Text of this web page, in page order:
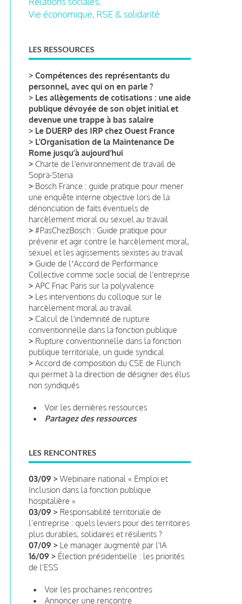
Vie économique, RSE & solidarité
LES RESSOURCES
> Compétences des représentants du
personnel, avec qui on en parle ?
> Les allègements de cotisations : une aide
publique dévoyée de son objet initial et
devenue une trappe à bas salaire
> Le DUERP des IRP chez Ouest France
> L’Organisation de la Maintenance De
Rome jusqu’à aujourd’hui
> Charte de l'environnement de travail de
Sopra-Steria
> Bosch France : guide pratique pour mener
une enquête interne objective lors de la
dénonciation de faits éventuels de
harcèlement moral ou sexuel au travail
> #PasChezBosch : Guide pratique pour
prévenir et agir contre le harcèlement moral,
sexuel et les agissements sexistes au travail
> Guide de lʼAccord de Performance
Collective comme socle social de l'entreprise
> APC Fnac Paris sur la polyvalence
> Les interventions du colloque sur le
harcèlement moral au travail
> Calcul de l'indemnité de rupture
conventionnelle dans la fonction publique
> Rupture conventionnelle dans la fonction
publique territoriale, un guide syndical
> Accord de composition du CSE de Flunch
qui permet à la direction de désigner des élus
non syndiqués
Voir les dernières ressources
Partagez des ressources
LES RENCONTRES
03/09 > Webinaire national « Emploi et
Inclusion dans la fonction publique
hospitalière »
03/09 > Responsabilité territoriale de
l’entreprise : quels leviers pour des territoires
plus durables, solidaires et résilients ?
07/09 > Le manager augmenté par l'IA
16/09 > Élection présidentielle : les priorités
de l'ESS
Voir les prochaines rencontres
Annoncer une rencontre